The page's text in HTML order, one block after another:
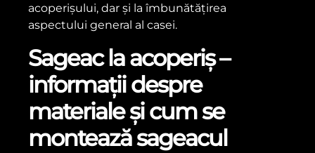
acoperișului, dar și la îmbunătățirea
aspectului general al casei.
Sageac la acoperiș –
informații despre
materiale și cum se
montează sageacul